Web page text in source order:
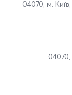
04070, м.
04070,